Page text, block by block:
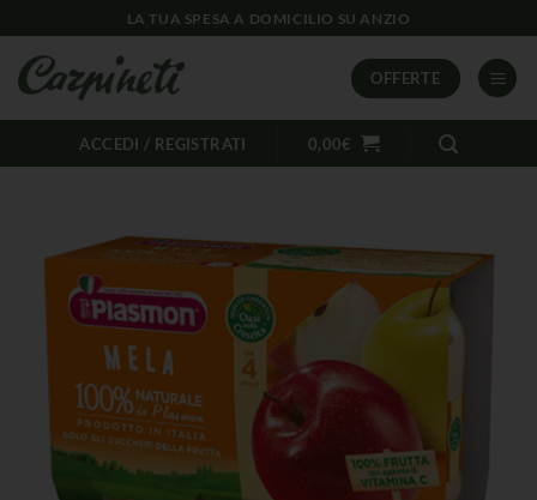
LA TUA SPESA A DOMICILIO SU ANZIO
OFFERTE
ACCEDI / REGISTRATI 0,00€